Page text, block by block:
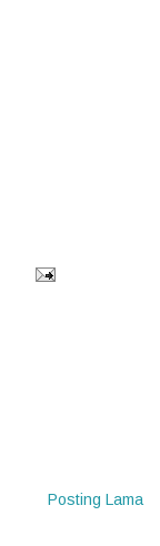
Posting Lama